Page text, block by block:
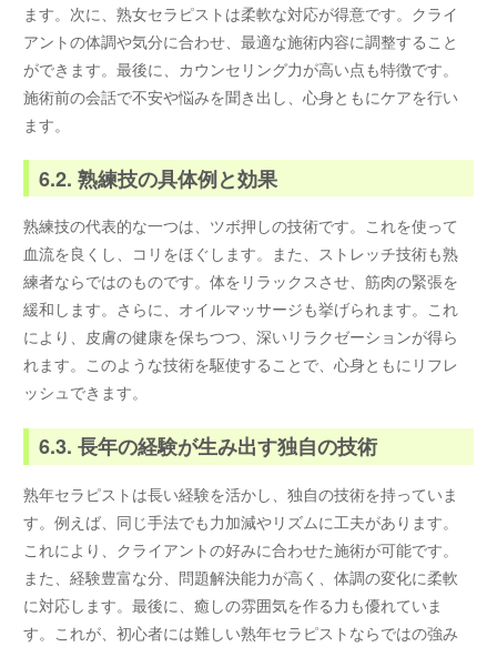
ます。次に、熟女セラピストは柔軟な対応が得意です。クライ
アントの体調や気分に合わせ、最適な施術内容に調整すること
ができます。最後に、カウンセリング力が高い点も特徴です。
施術前の会話で不安や悩みを聞き出し、心身ともにケアを行い
ます。
6.2. 熟練技の具体例と効果
熟練技の代表的な一つは、ツボ押しの技術です。これを使って
血流を良くし、コリをほぐします。また、ストレッチ技術も熟
練者ならではのものです。体をリラックスさせ、筋肉の緊張を
緩和します。さらに、オイルマッサージも挙げられます。これ
により、皮膚の健康を保ちつつ、深いリラクゼーションが得ら
れます。このような技術を駆使することで、心身ともにリフレ
ッシュできます。
6.3. 長年の経験が生み出す独自の技術
熟年セラピストは長い経験を活かし、独自の技術を持っていま
す。例えば、同じ手法でも力加減やリズムに工夫があります。
これにより、クライアントの好みに合わせた施術が可能です。
また、経験豊富な分、問題解決能力が高く、体調の変化に柔軟
に対応します。最後に、癒しの雰囲気を作る力も優れていま
す。これが、初心者には難しい熟年セラピストならではの強み